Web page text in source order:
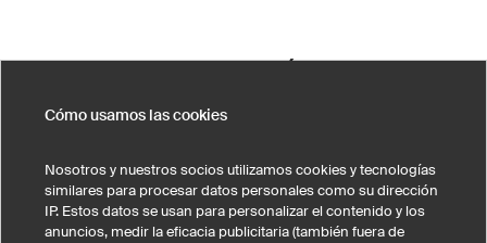
CAMISETAS DE ALGODÓN MUJER
Cómo usamos las cookies
Nosotros y nuestros socios utilizamos cookies y tecnologías
similares para procesar datos personales como su dirección
IP. Estos datos se usan para personalizar el contenido y los
anuncios, medir la eficacia publicitaria (también fuera de